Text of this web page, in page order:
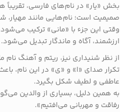
بخش «یار» در نام‌های فارسی،
صمیمیت است؛ نام‌هایی مانند مهیار،
وقتی این جزء با «مانی» ترکیب
ارزشمند، آگاه و ماندگار تبدیل می‌شود.
از نظر شنیداری نیز، ریتم و آهنگ نام
تکرار صدای «ا» و «ی» در این نام،
عاطفی و لطیف شکل بگیرد.
به همین دلیل، بسیاری از والدین
رفاقت و مهربانی می‌افتیم».